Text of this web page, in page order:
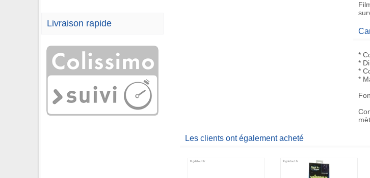
Livraison rapide
*
*
*
*
Les clients ont également acheté